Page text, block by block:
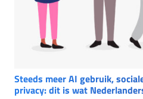
Steeds meer AI gebruik,
privacy: dit is wat